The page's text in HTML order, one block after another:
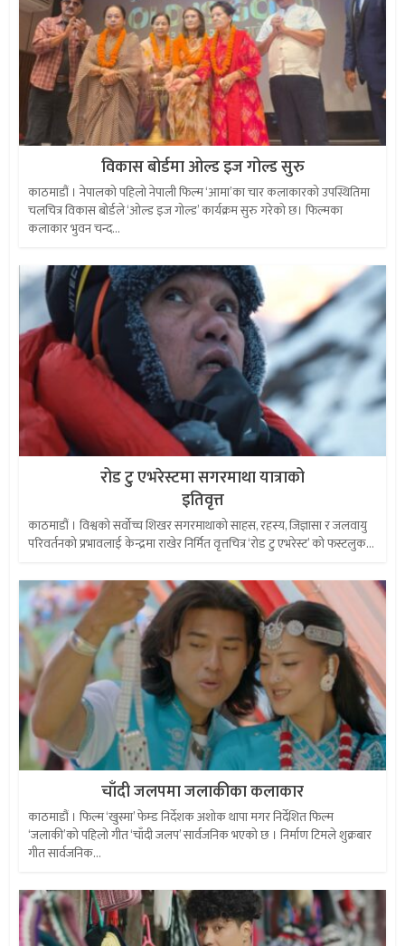
विकास बोर्डमा ओल्ड इज गोल्ड सुरु
काठमाडौं । नेपालको पहिलो नेपाली फिल्म ‘आमा’का चार कलाकारको उपस्थितिमा
चलचित्र विकास बोर्डले ‘ओल्ड इज गोल्ड’ कार्यक्रम सुरु गरेको छ। फिल्मका
कलाकार भुवन चन्द...
रोड टु एभरेस्टमा सगरमाथा यात्राको
इतिवृत्त
काठमाडौं । विश्वको सर्वोच्च शिखर सगरमाथाको साहस, रहस्य, जिज्ञासा र जलवायु
परिवर्तनको प्रभावलाई केन्द्रमा राखेर निर्मित वृत्तचित्र ‘रोड टु एभरेस्ट’ को फस्टलुक...
चाँदी जलपमा जलाकीका कलाकार
काठमाडौं । फिल्म ‘खुस्मा’ फेम्ड निर्देशक अशोक थापा मगर निर्देशित फिल्म
‘जलाकी’को पहिलो गीत ‘चाँदी जलप’ सार्वजनिक भएको छ । निर्माण टिमले शुक्रबार
गीत सार्वजनिक...